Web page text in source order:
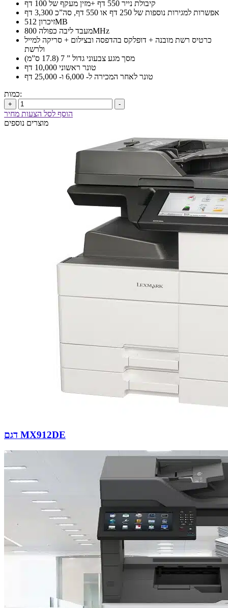
קיבולת נייר 550 דף +מזין מעקף של 100 דף
אפשרות למגירות נוספות של 250 דף או 550 דף, סה”כ 3,300 דף
זיכרון 512MB
מעבד ליבה כפולה 800MHz
כרטיס רשת מובנה + דופלקס בהדפסה ובצילום + סריקה למייל
ולרשת
מסך מגע צבעוני גדול ” 7 (17.8 ס”מ)
טונר ראשוני 10,000 דף
טונר לאחר המכירה ל- 6,000 ו- 25,000 דף
כמות:
+ -
הוסף לסל הצעות מחיר
מוצרים נוספים
דגם MX912DE